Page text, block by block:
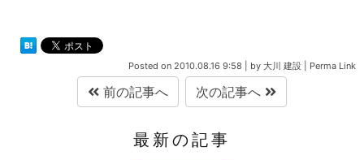
Posted on 2010.08.16 9:58 by 大川 建設 Perma Link
前の記事へ 次の記事へ
最新の記事